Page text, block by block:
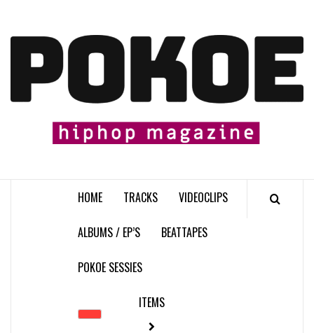
content
HOME TRACKS VIDEOCLIPS
ALBUMS / EP’S BEATTAPES
POKOE SESSIES
ITEMS